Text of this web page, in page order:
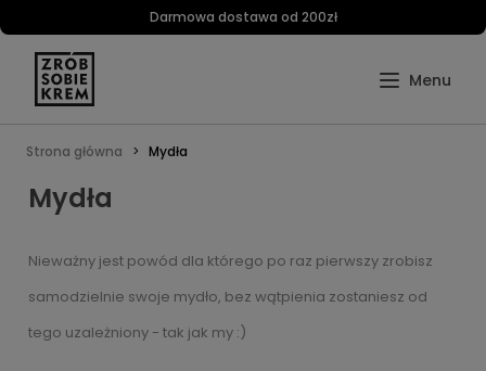
Darmowa dostawa od 200zł
Strona główna Mydła
Mydła
Nieważny jest powód dla którego po raz pierwszy zrobisz
samodzielnie swoje mydło, bez wątpienia zostaniesz od
tego uzależniony - tak jak my :)